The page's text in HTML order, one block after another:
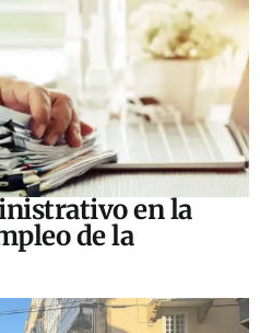
en la
de la